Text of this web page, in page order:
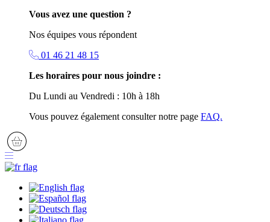
Vous avez une question ?
Nos équipes vous répondent
01 46 21 48 15
Les horaires pour nous joindre :
Du Lundi au Vendredi : 10h à 18h
Vous pouvez également consulter notre page FAQ.